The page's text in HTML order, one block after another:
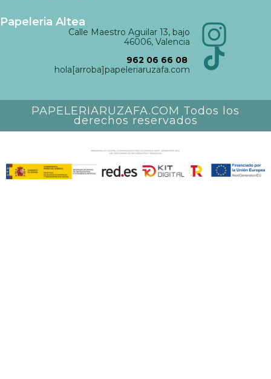
Papeleria Altea
Calle Maestro Aguilar 13, bajo
46006, Valencia
962 06 66 08
hola[arroba]papeleriaruzafa.com
PAPELERIARUZAFA.COM Todos los
derechos reservados